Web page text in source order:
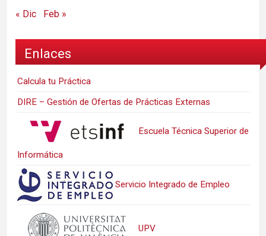
« Dic Feb »
Enlaces
Calcula tu Práctica
DIRE – Gestión de Ofertas de Prácticas Externas
Escuela Técnica Superior de
Informática
Servicio Integrado de Empleo
UPV